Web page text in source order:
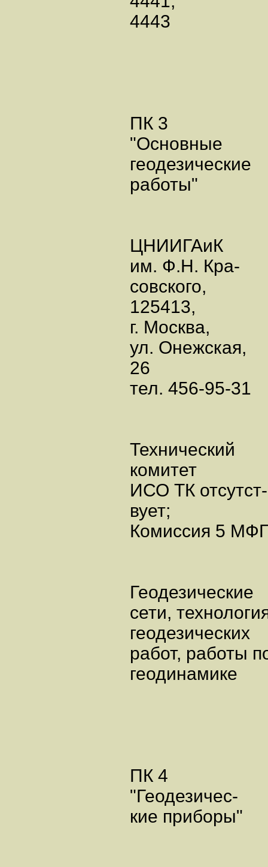
4443
ПК 3
"Основные
геодезические
работы"
ЦНИИГАиК
им. Ф.Н. Кра-
совского,
125413,
г. Москва,
ул. Онежская,
26
тел. 456-95-31
Технический
комитет
ИСО ТК отсутст-
вует;
Комиссия 5 МФГ
сети,
работ, работы
геодинамике
ПК 4
"Геодезичес-
кие приборы"